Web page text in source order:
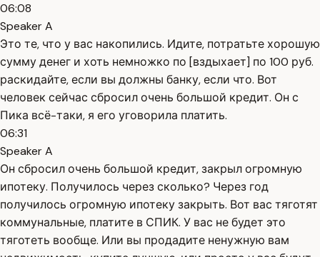
06:08
Speaker A
Это те, что у вас накопились. Идите, потратьте хорошую
сумму денег и хоть немножко по [вздыхает] по 100 руб.
раскидайте, если вы должны банку, если что. Вот
человек сейчас сбросил очень большой кредит. Он с
Пика всё-таки, я его уговорила платить.
06:31
Speaker A
Он сбросил очень большой кредит, закрыл огромную
ипотеку. Получилось через сколько? Через год
получилось огромную ипотеку закрыть. Вот вас тяготят
коммунальные, платите в СПИК. У вас не будет это
тяготеть вообще. Или вы продадите ненужную вам